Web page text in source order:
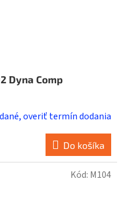
Dyna Comp
overiť termín dodania
Do košíka
Kód: M104